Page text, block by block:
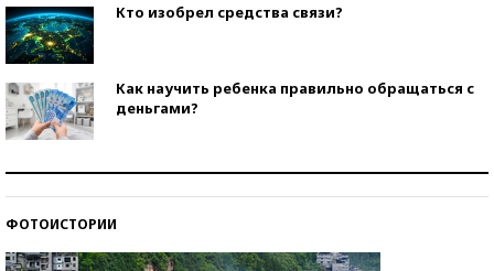
Кто изобрел средства связи?
Как научить ребенка правильно обращаться с
деньгами?
ФОТОИСТОРИИ